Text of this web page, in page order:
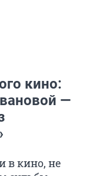
кино:
—
в кино, не